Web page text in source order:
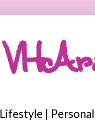
Lifestyle |